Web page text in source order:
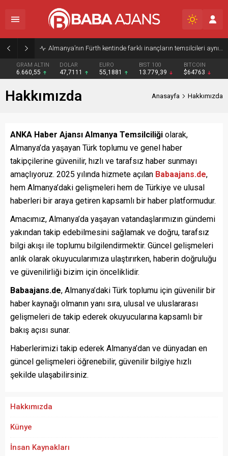
Almanya’nın Fürth kentinde farklı inançların temsilcileri aynı duada buluştu
GRAM ALTIN
6.660,55
DOLAR
47,7111
EURO
55,1881
BIST 100
13.779,39
BITCOIN
$64763
Hakkımızda Anasayfa Hakkımızda
ANKA Haber Ajansı Almanya Temsilciliği olarak,
Almanya’da yaşayan Türk toplumu ve genel haber
takipçilerine güvenilir, hızlı ve tarafsız haber sunmayı
amaçlıyoruz. 2025 yılında hizmete açılan Babaajans.de,
hem Almanya’daki gelişmeleri hem de Türkiye ve ulusal
haberleri bir araya getiren kapsamlı bir haber platformudur.
Amacımız, Almanya’da yaşayan vatandaşlarımızın gündemi
yakından takip edebilmesini sağlamak ve doğru, tarafsız
bilgi akışı ile toplumu bilgilendirmektir. Güncel gelişmeleri
anlık olarak okuyucularımıza ulaştırırken, haberin doğruluğu
ve güvenilirliği bizim için önceliklidir.
Babaajans.de, Almanya’daki Türk toplumu için güvenilir bir
haber kaynağı olmanın yanı sıra, ulusal ve uluslararası
gelişmeleri de takip ederek okuyucularına kapsamlı bir
bakış açısı sunar.
Haberlerimizi takip ederek Almanya’dan ve dünyadan en
güncel gelişmeleri öğrenebilir, güvenilir bilgiye hızlı
şekilde ulaşabilirsiniz.
Hakkımızda
Künye
İnsan Kaynakları